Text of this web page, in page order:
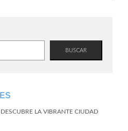
BUSCAR
LA VIBRANTE CIUDAD